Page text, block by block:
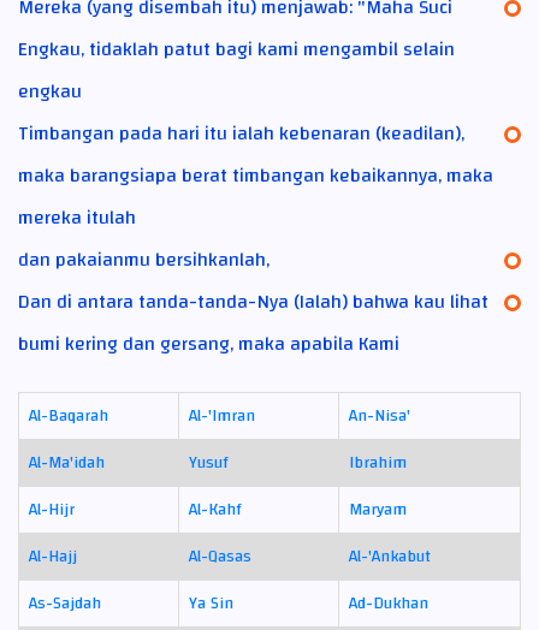
Engkau, tidaklah patut bagi kami mengambil selain
engkau
Timbangan pada hari itu ialah kebenaran (keadilan),
maka barangsiapa berat timbangan kebaikannya, maka
mereka itulah
dan pakaianmu bersihkanlah,
Dan di antara tanda-tanda-Nya (Ialah) bahwa kau lihat
bumi kering dan gersang, maka apabila Kami
Al-Baqarah Al-'Imran
An-Nisa'
Al-Ma'idah
Yusuf
Ibrahim
Al-Hijr
Al-Kahf
Maryam
Al-Hajj
Al-Qasas
Al-'Ankabut
As-Sajdah
Ya Sin
Ad-Dukhan